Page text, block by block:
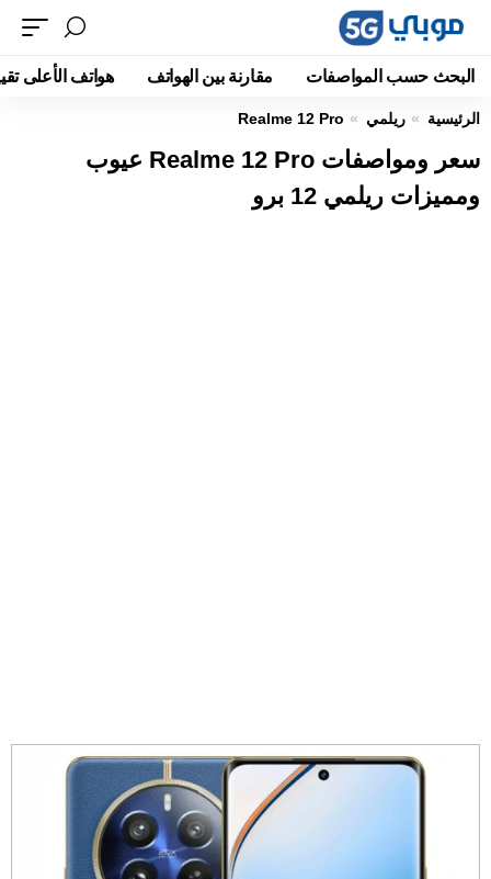
البحث حسب المواصفات مقارنة بين الهواتف هواتف الأعلى
الرئيسية ريلمي Realme 12 Pro
سعر ومواصفات Realme 12 Pro عيوب
ومميزات ريلمي 12 برو